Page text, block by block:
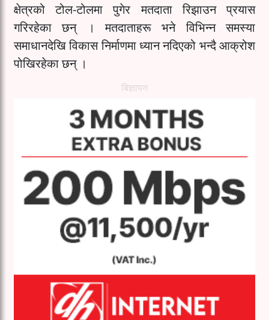
क्षेत्रको टोल-टोलमा पुगेर मतदाता रिझाउन प्रयास
गरिरहेका छन् । मतदाताहरू भने विभिन्न समस्या
समाधानदेखि विकास निर्माणमा ध्यान नदिएको भन्दै आक्रोश
पोखिरहेका छन् ।
बिज्ञापन